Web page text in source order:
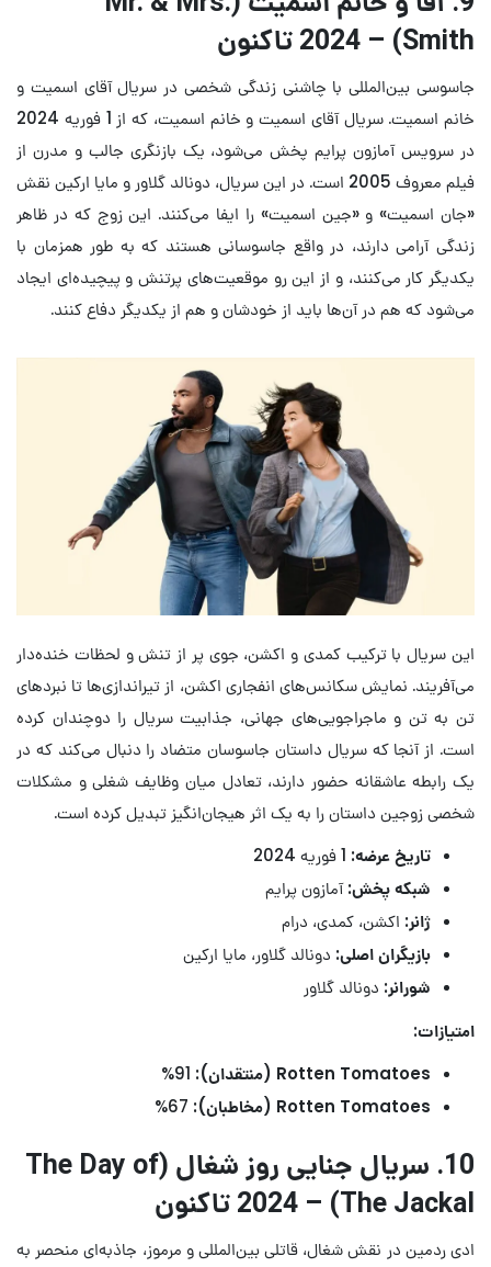
Smith) – 2024 تاکنون
جاسوسی بین‌المللی با چاشنی زندگی شخصی در سریال آقای اسمیت و
خانم اسمیت. سریال آقای اسمیت و خانم اسمیت، که از 1 فوریه 2024
در سرویس آمازون پرایم پخش می‌شود، یک بازنگری جالب و مدرن از
فیلم معروف 2005 است. در این سریال، دونالد گلاور و مایا ارکین نقش
«جان اسمیت» و «جین اسمیت» را ایفا می‌کنند. این زوج که در ظاهر
زندگی آرامی دارند، در واقع جاسوسانی هستند که به طور همزمان با
یکدیگر کار می‌کنند، و از این رو موقعیت‌های پرتنش و پیچیده‌ای ایجاد
می‌شود که هم در آن‌ها باید از خودشان و هم از یکدیگر دفاع کنند.
این سریال با ترکیب کمدی و اکشن، جوی پر از تنش و لحظات خنده‌دار
می‌آفریند. نمایش سکانس‌های انفجاری اکشن، از تیراندازی‌ها تا نبردهای
تن به تن و ماجراجویی‌های جهانی، جذابیت سریال را دوچندان کرده
است. از آنجا که سریال داستان جاسوسان متضاد را دنبال می‌کند که در
یک رابطه عاشقانه حضور دارند، تعادل میان وظایف شغلی و مشکلات
شخصی زوجین داستان را به یک اثر هیجان‌انگیز تبدیل کرده است.
تاریخ عرضه:
شبکه پخش:آمازون پرایم
ژانر: اکشن، کمدی، درام
بازیگران اصلی: دونالد گلاور، مایا ارکین
شورانر: دونالد گلاور
امتیازات:
Rotten Tomatoes (منتقدان):
Rotten Tomatoes (مخاطبان):
10. سریال جنایی روز
شغال (The Day of
The Jackal) – 2024 تاکنون
ادی ردمین در نقش شغال، قاتلی بین‌المللی و مرموز، جاذبه‌ای منحصر به